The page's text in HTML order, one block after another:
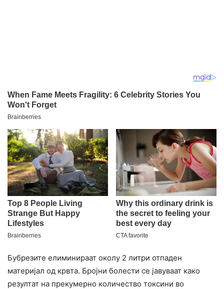
Бубрезите елиминираат околу 2 литри отпаден
материјал од крвта. Бројни болести се јавуваат како
резултат на прекумерно количество токсини во